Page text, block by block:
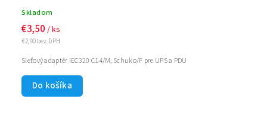
Skladom
€2,90 bez DPH
€3,50 / ks
Do košíka
Sieťový adaptér IEC320 C14/M, Schuko/F pre UPS a PDU